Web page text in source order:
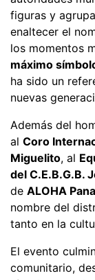
figuras y
enaltecer el
los momentos
máximo
ha sido un
nuevas
Además del
al Coro
Miguelito, al
del C.E.B.G.B.
de ALOHA
nombre del
tanto en la
El evento
comunitario,